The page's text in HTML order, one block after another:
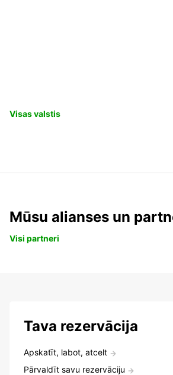
Visas valstis
Mūsu alianses un
Visi partneri
Tava rezervācija
Apskatīt, labot, atcelt
Pārvaldīt savu rezervāciju